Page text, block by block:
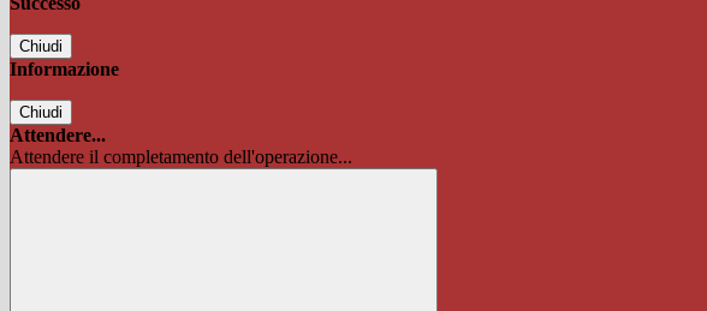
Chiudi
Informazione
Chiudi
Attendere...
Attendere il completamento dell'operazione...